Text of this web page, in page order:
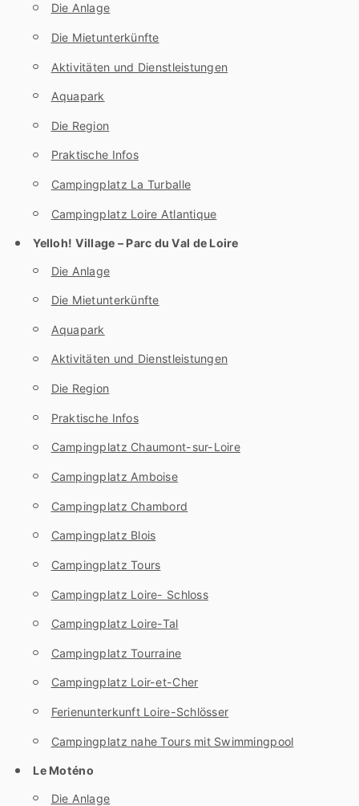
Die Anlage
Die Mietunterkünfte
Aktivitäten und Dienstleistungen
Aquapark
Die Region
Praktische Infos
Campingplatz La Turballe
Campingplatz Loire Atlantique
Yelloh! Village – Parc du Val de Loire
Die Anlage
Die Mietunterkünfte
Aquapark
Aktivitäten und Dienstleistungen
Die Region
Praktische Infos
Campingplatz Chaumont-sur-Loire
Campingplatz Amboise
Campingplatz Chambord
Campingplatz Blois
Campingplatz Tours
Campingplatz Loire- Schloss
Campingplatz Loire-Tal
Campingplatz Tourraine
Campingplatz Loir-et-Cher
Ferienunterkunft Loire-Schlösser
Campingplatz nahe Tours mit Swimmingpool
Le Moténo
Die Anlage